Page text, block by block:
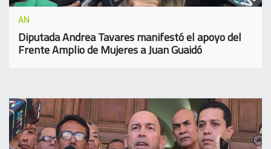
AN
Diputada Andrea Tavares manifestó el apoyo del
Frente Amplio de Mujeres a Juan Guaidó